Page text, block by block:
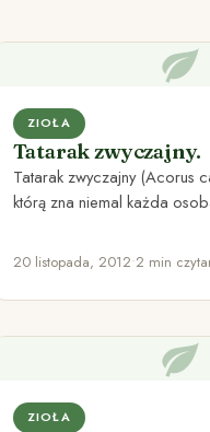
ZIOŁA
Tatarak zwyczajny.
Tatarak zwyczajny (Acorus
którą zna niemal każda
20 listopada, 2012•2 min
ZIOŁA